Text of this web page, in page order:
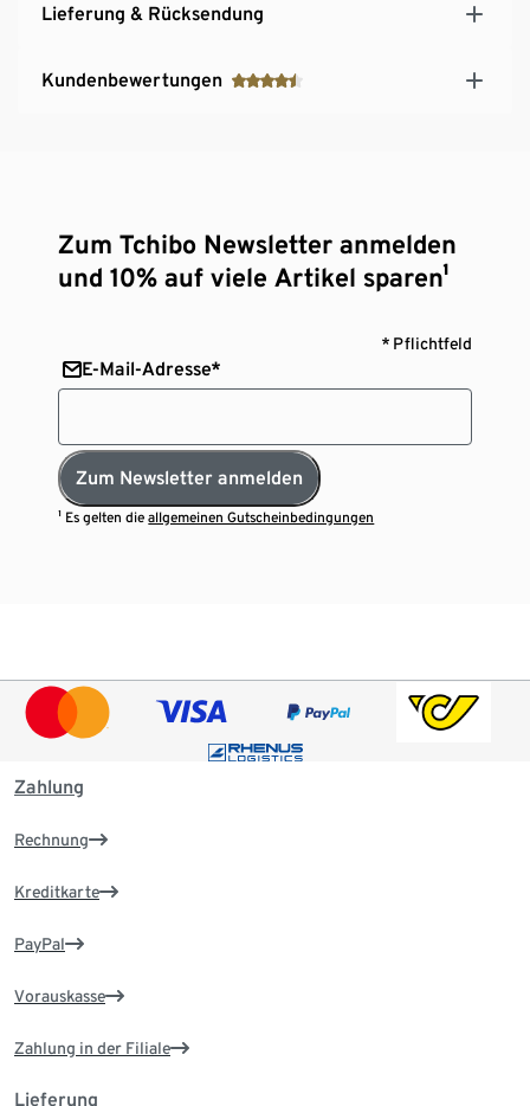
Lieferung & Rücksendung
Kundenbewertungen
Zum Tchibo Newsletter anmelden
und 10% auf viele Artikel sparen¹
* Pflichtfeld
E-Mail-Adresse*
Zum Newsletter anmelden
¹ Es gelten dieallgemeinen Gutscheinbedingungen
Zahlung
Rechnung
Kreditkarte
PayPal
Vorauskasse
Zahlung in der Filiale
Lieferung